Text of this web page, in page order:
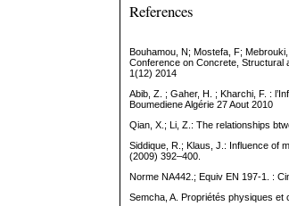
References
Bouhamou, N; Mostefa, F;
Conference on Concrete, Structural
1(12) 2014
Abib, Z. ; Gaher, H. ; Kharchi, F. :
Boumediene Algérie 27 Aout 2010
Qian, X.; Li, Z.: The relationships
Siddique, R.; Klaus, J.: Influence of
(2009) 392–400.
Norme NA442.; Equiv EN 197-1. :
Semcha, A. Propriétés physiques et